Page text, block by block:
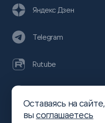
Яндекс Дзен
Telegram
Rutube
Хабр
Оставаясь на сайте,
высоглашаетесь